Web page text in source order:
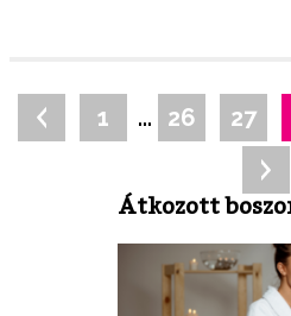
1 … 26 27
Átkozott